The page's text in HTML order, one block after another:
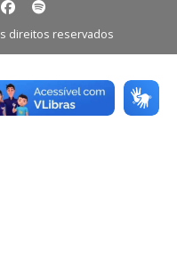
direitos reservados